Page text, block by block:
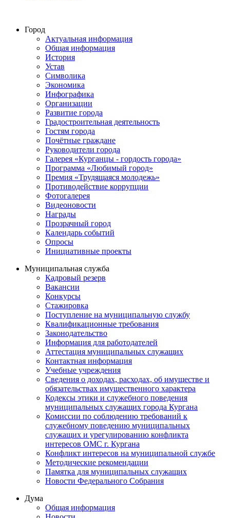
Город
Актуальная информация
Общая информация
История
Устав
Символика
Экономика
Инфографика
Организации
Развитие города
Градостроительная деятельность
Гостям города
Почётные граждане
Руководители города
Галерея «Курганцы - гордость города»
Программа «Любимый город»
Премия «Трудящаяся молодежь»
Противодействие коррупции
Фотогалерея
Видеоновости
Награды
Прозрачный город
Календарь событий
Опросы
Инициативные проекты
Муниципальная служба
Кадровый резерв
Вакансии
Конкурсы
Стажировка
Поступление на муниципальную службу
Квалификационные требования
Законодательство
Информация для работодателей
Аттестация муниципальных служащих
Контактная информация
Учебные учреждения
Сведения о доходах, расходах, об имуществе и
обязательствах имущественного характера
Кодексы этики и служебного поведения
муниципальных служащих города Кургана
Комиссии по соблюдению требований к
служебному поведению муниципальных
служащих и урегулированию конфликта
интересов ОМС г. Кургана
Конфликт интересов на муниципальной службе
Методические рекомендации
Памятка для муниципальных служащих
Новости Федерального Cобрания
Дума
Общая информация